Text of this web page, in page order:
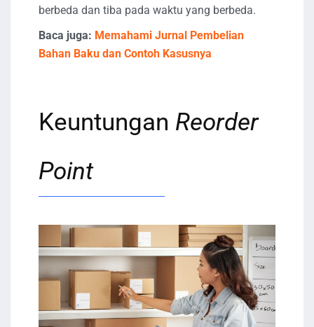
berbeda dan tiba pada waktu yang berbeda.
Baca juga: Memahami Jurnal Pembelian
Bahan Baku dan Contoh Kasusnya
Keuntungan Reorder
Point